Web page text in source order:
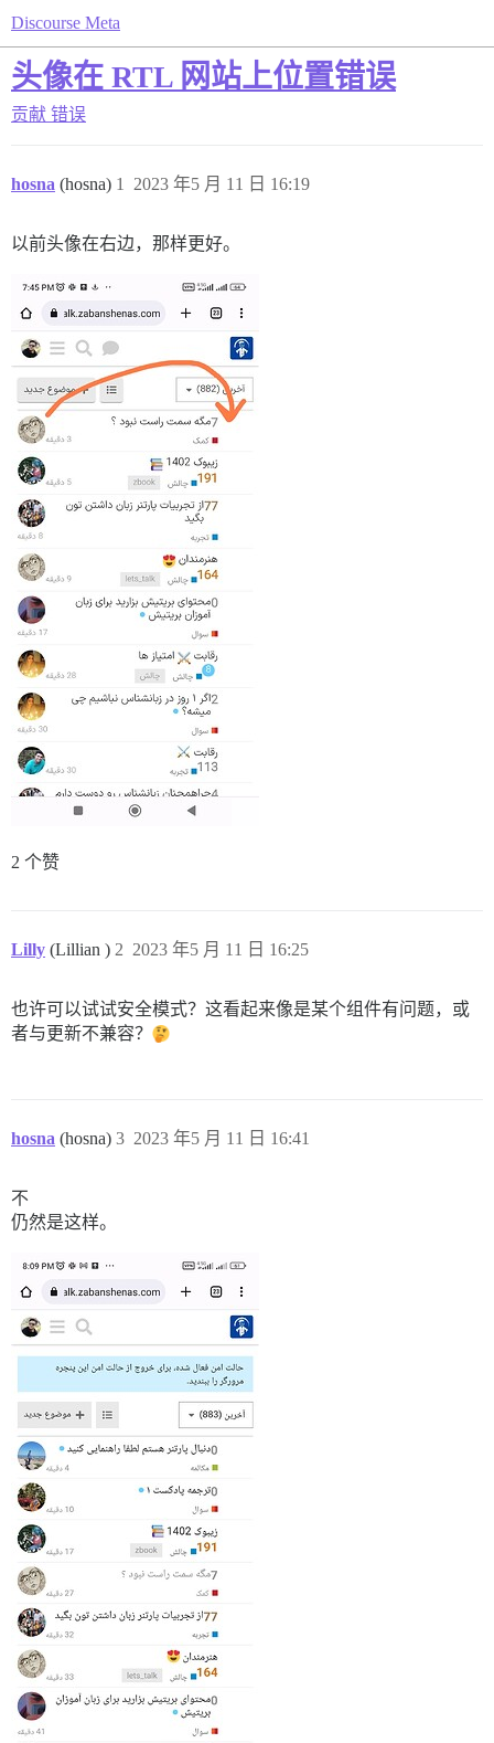
Discourse Meta
头像在 RTL 网站上位置错误
贡献 错误
hosna (hosna) 2023 年5 月 11 日 16:19
1
以前头像在右边，那样更好。
2 个赞
Lilly (Lillian ) 2023 年5 月 11 日 16:25
2
也许可以试试安全模式？这看起来像是某个组件有问题，或
者与更新不兼容？
hosna (hosna) 2023 年5 月 11 日 16:41
3
不
仍然是这样。